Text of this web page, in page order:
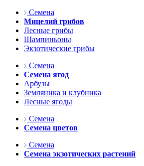
Семена
Мицелий грибов
Лесные грибы
Шампиньоны
Экзотические грибы
Семена
Семена ягод
Арбузы
Земляника и клубника
Лесные ягоды
Семена
Семена цветов
Семена
Семена экзотических растений